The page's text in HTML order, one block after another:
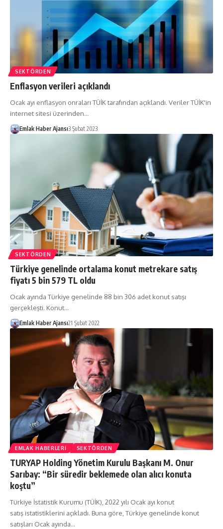
SEKTÖRDEN
Enflasyon verileri açıklandı
Ocak ayı enflasyon onraları TÜİK tarafından açıklandı. Veriler TÜİK'in
internet sitesi üzerinden…
Emlak Haber Ajansı3 Şubat 2023
SEKTÖRDEN
Türkiye genelinde ortalama konut metrekare satış
fiyatı 5 bin 579 TL oldu
Ocak ayında Türkiye genelinde 88 bin 306 adet konut satışı
gerçekleşti. Konut…
Emlak Haber Ajansı21 Şubat 2022
EMLAK HABERLERI SEKTÖRDEN
TURYAP Holding Yönetim Kurulu Başkanı M. Onur
Sarıbay: “Bir süredir beklemede olan alıcı konuta
koştu”
Türkiye İstatistik Kurumu (TÜİK), 2022 yılı Ocak ayı konut
satış istatistiklerini açıkladı. Buna göre, Türkiye genelinde konut
satışları Ocak ayında…